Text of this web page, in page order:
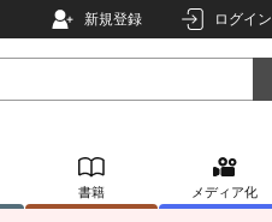
新規登録 ログイン
書籍 メディア化